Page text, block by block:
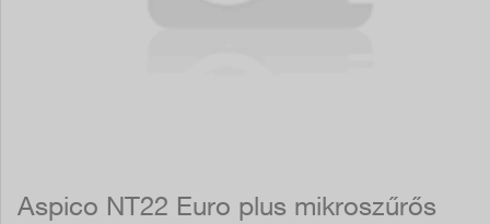
Aspico NT22 Euro plus mikroszűrős